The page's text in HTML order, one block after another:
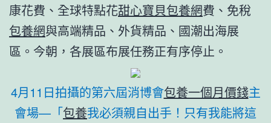
康花費、全球特點花甜心寶貝包養網費、免稅
包養網與高端精品、外貨精品、國潮出海展
區。今朝，各展區布展任務正有序停止。
4月11日拍攝的第六屆消博會包養一個月價錢主
會場—「包養我必須親自出手！只有我能將這